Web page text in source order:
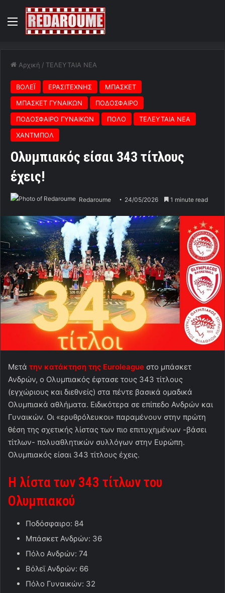
Menu
Αρχική / ΤΕΛΕΥΤΑΙΑ ΝΕΑ
ΒΟΛΕΪ ΕΡΑΣΙΤΕΧΝΗΣ
ΜΠΑΣΚΕΤ
ΜΠΑΣΚΕΤ ΓΥΝΑΙΚΩΝ
ΠΟΔΟΣΦΑΙΡΟ
ΠΟΔΟΣΦΑΙΡΟ ΓΥΝΑΙΚΩΝ
ΠΟΛΟ
ΤΕΛΕΥΤΑΙΑ ΝΕΑ
ΧΑΝΤΜΠΟΛ
Ολυμπιακός είσαι 343 τίτλους
έχεις!
Redaroume 24/05/2026 1 minute read
Μετά την κατάκτηση της Euroleague στο μπάσκετ
Ανδρών, ο Ολυμπιακός έφτασε τους 343 τίτλους
(εγχώριους και διεθνείς) στα πέντε βασικά ομαδικά
Ολυμπιακά αθλήματα. Ειδικότερα σε επίπεδο Ανδρών και
Γυναικών. Οι «ερυθρόλευκοι» παραμένουν στην πρώτη
θέση της σχετικής λίστας των πιο επιτυχημένων -βάσει
τίτλων- πολυαθλητικών συλλόγων στην Ευρώπη.
Ολυμπιακός είσαι 343 τίτλους έχεις.
Η λίστα των 343 τίτλων του
Ολυμπιακού
Ποδόσφαιρο: 84
Μπάσκετ Ανδρών: 36
Πόλο Ανδρών: 74
Βόλεϊ Ανδρών: 66
Πόλο Γυναικών: 32